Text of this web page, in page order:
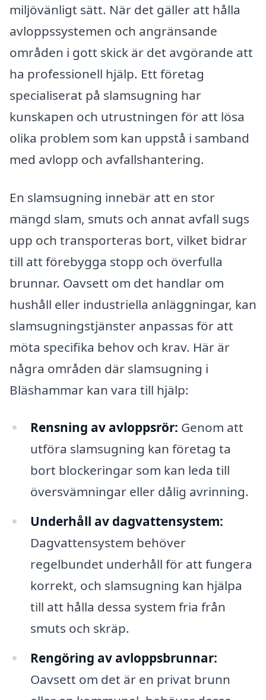
miljövänligt sätt. När det gäller att hålla
avloppssystemen och angränsande
områden i gott skick är det avgörande att
ha professionell hjälp. Ett företag
specialiserat på slamsugning har
kunskapen och utrustningen för att lösa
olika problem som kan uppstå i samband
med avlopp och avfallshantering.
En slamsugning innebär att en stor
mängd slam, smuts och annat avfall sugs
upp och transporteras bort, vilket bidrar
till att förebygga stopp och överfulla
brunnar. Oavsett om det handlar om
hushåll eller industriella anläggningar, kan
slamsugningstjänster anpassas för att
möta specifika behov och krav. Här är
några områden där slamsugning i
Bläshammar kan vara till hjälp:
Rensning av avloppsrör: Genom att
utföra slamsugning kan företag ta
bort blockeringar som kan leda till
översvämningar eller dålig avrinning.
Underhåll av dagvattensystem:
Dagvattensystem behöver
regelbundet underhåll för att fungera
korrekt, och slamsugning kan hjälpa
till att hålla dessa system fria från
smuts och skräp.
Rengöring av avloppsbrunnar:
Oavsett om det är en privat brunn